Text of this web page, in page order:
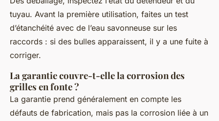
tuyau. Avant la première utilisation, faites un test
d’étanchéité avec de l’eau savonneuse sur les
raccords : si des bulles apparaissent, il y a une fuite à
corriger.
La garantie couvre-t-elle la corrosion des
grilles en fonte ?
La garantie prend généralement en compte les
défauts de fabrication, mais pas la corrosion liée à un